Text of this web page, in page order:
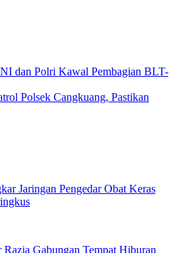
dan Polri Kawal Pembagian BLT-
Polsek Cangkuang, Pastikan
Jaringan Pengedar Obat Keras
Gabungan Tempat Hiburan